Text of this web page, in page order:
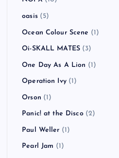
oasis(5)
Ocean Colour Scene (1)
Oi-SKALL MATES (3)
One Day As A Lion (1)
Operation Ivy(1)
Orson (1)
Panic! at the Disco(2)
Paul Weller (1)
Pearl Jam (1)